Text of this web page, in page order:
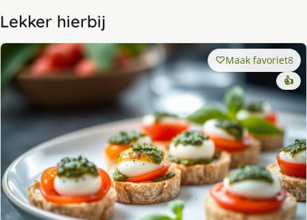
Lekker hierbij
Maak favoriet8
👍